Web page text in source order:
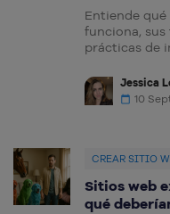
Entiende
funciona, sus
prácticas de
Jessica
10
CREAR SITIO
Sitios web
qué